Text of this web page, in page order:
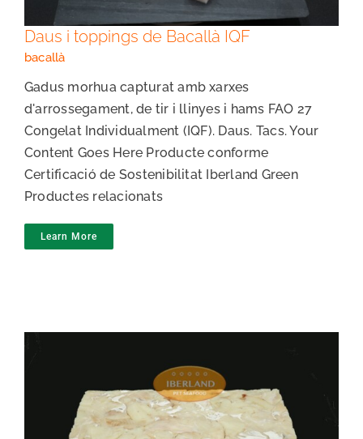
Daus i toppings de Bacallà IQF
bacallà
Gadus morhua capturat amb xarxes
d'arrossegament, de tir i llinyes i hams FAO 27
Congelat Individualment (IQF). Daus. Tacs. Your
Content Goes Here Producte conforme
Certificació de Sostenibilitat Iberland Green
Productes relacionats
Learn More
Fishblock de Bacallà